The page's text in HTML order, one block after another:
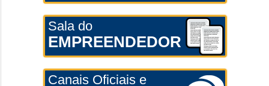
Sala do
EMPREENDEDOR
Canais Oficiais e